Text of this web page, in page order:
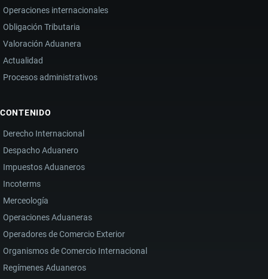
Operaciones internacionales
Obligación Tributaria
Valoración Aduanera
Actualidad
Procesos administrativos
CONTENIDO
Derecho Internacional
Despacho Aduanero
Impuestos Aduaneros
Incoterms
Merceología
Operaciones Aduaneras
Operadores de Comercio Exterior
Organismos de Comercio Internacional
Regímenes Aduaneros